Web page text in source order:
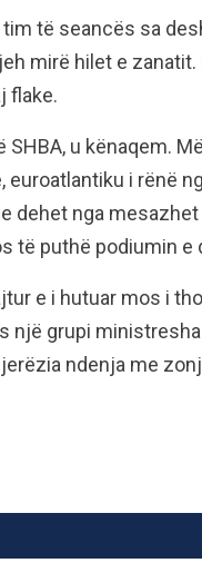
të seancës sa
mirë hilet e
flake.
u kënaqem.
i rënë
dehet nga
të puthë podiumin e
e i hutuar mos i
një grupi
ndenja me